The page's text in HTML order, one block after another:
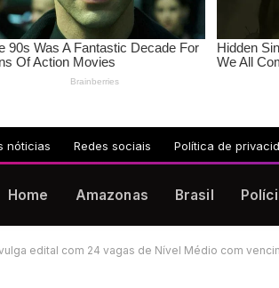
nóticias Redes sociais Política de
Home Amazonas Brasil
edital com 24 vagas de Nível Médio com